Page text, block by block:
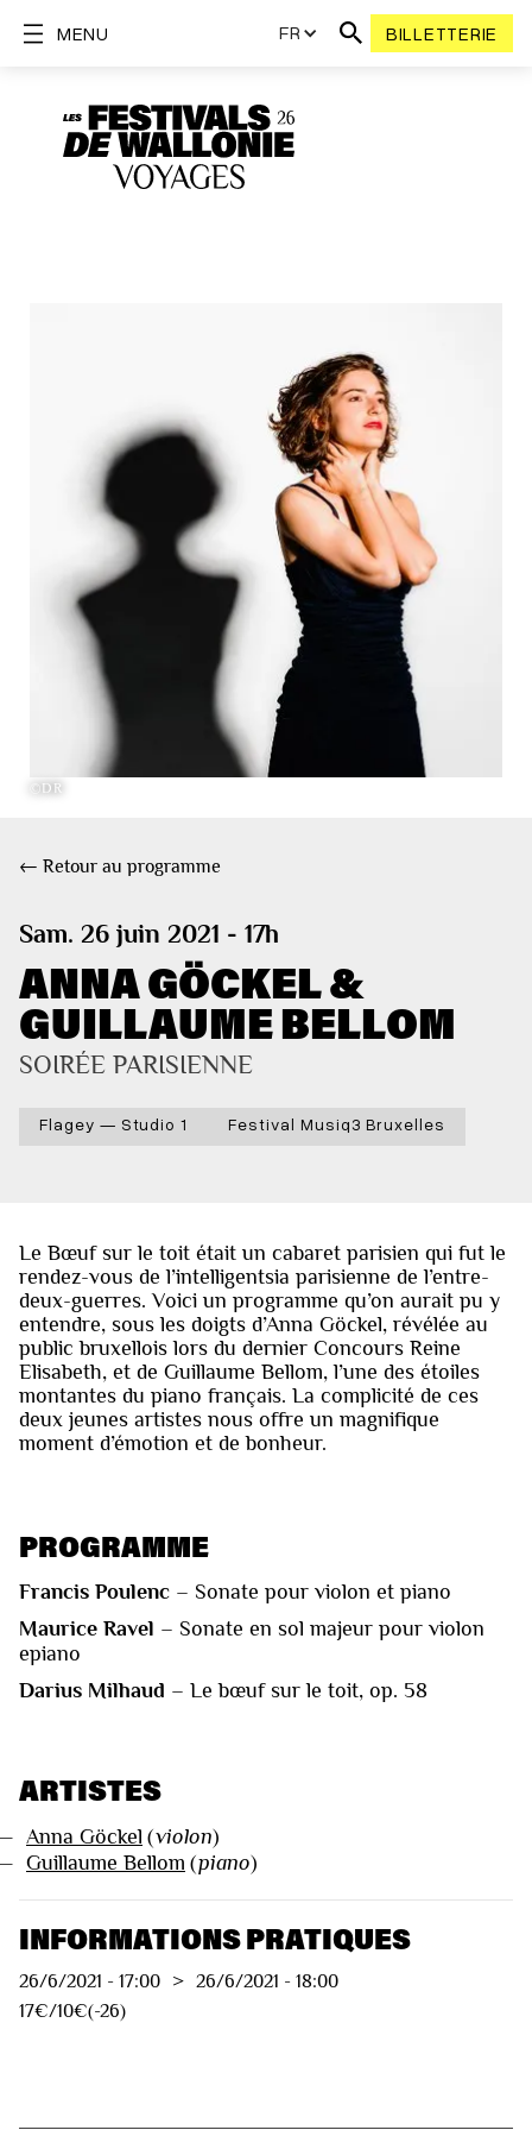
FR BILLETTERIE
MENU
©DR
← Retour au programme
Sam. 26 juin 2021 - 17h
ANNA GÖCKEL &
GUILLAUME BELLOM
SOIRÉE PARISIENNE
Flagey — Studio 1 Festival Musiq3 Bruxelles
Le Bœuf sur le toit était un cabaret parisien qui fut le
rendez-vous de l’intelligentsia parisienne de l’entre-
deux-guerres. Voici un programme qu’on aurait pu y
entendre, sous les doigts d’Anna Göckel, révélée au
public bruxellois lors du dernier Concours Reine
Elisabeth, et de Guillaume Bellom, l’une des étoiles
montantes du piano français. La complicité de ces
deux jeunes artistes nous offre un magnifique
moment d’émotion et de bonheur.
PROGRAMME
Francis Poulenc – Sonate pour violon et piano
Maurice Ravel – Sonate en sol majeur pour violon
epiano
Darius Milhaud – Le bœuf sur le toit, op. 58
ARTISTES
Anna Göckel (violon)
Guillaume Bellom (piano)
INFORMATIONS PRATIQUES
26/6/2021 - 17:00 > 26/6/2021 - 18:00
17€/10€(-26)